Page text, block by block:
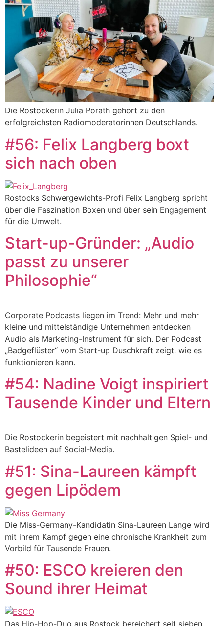
Die Rostockerin Julia Porath gehört zu den
erfolgreichsten Radiomoderatorinnen Deutschlands.
#56: Felix Langberg boxt
sich nach oben
Rostocks Schwergewichts-Profi Felix Langberg spricht
über die Faszination Boxen und über sein Engagement
für die Umwelt.
Start-up-Gründer: „Audio
passt zu unserer
Philosophie“
Corporate Podcasts liegen im Trend: Mehr und mehr
kleine und mittelständige Unternehmen entdecken
Audio als Marketing-Instrument für sich. Der Podcast
„Badgeflüster“ vom Start-up Duschkraft zeigt, wie es
funktionieren kann.
#54: Nadine Voigt inspiriert
Tausende Kinder und Eltern
Die Rostockerin begeistert mit nachhaltigen Spiel- und
Bastelideen auf Social-Media.
#51: Sina-Laureen kämpft
gegen Lipödem
Die Miss-Germany-Kandidatin Sina-Laureen Lange wird
mit ihrem Kampf gegen eine chronische Krankheit zum
Vorbild für Tausende Frauen.
#50: ESCO kreieren den
Sound ihrer Heimat
Das Hip-Hop-Duo aus Rostock bereichert seit sieben